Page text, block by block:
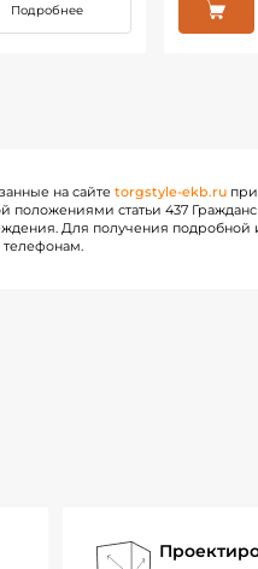
Подробнее
на сайте torgstyle-ekb.ru
положениями статьи 437
Для получения подробной
телефонам.